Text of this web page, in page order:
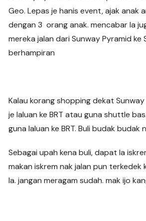
Geo. Lepas je hanis event, ajak anak
dengan 3 orang anak. mencabar la
mereka jalan dari Sunway Pyramid ke
berhampiran
Kalau korang shopping dekat
je laluan ke BRT atau guna shuttle
guna laluan ke BRT. Buli budak budak
Sebagai upah kena buli, dapat la
makan iskrem nak jalan pun terkedek
la. jangan meragam sudah. mak ijo